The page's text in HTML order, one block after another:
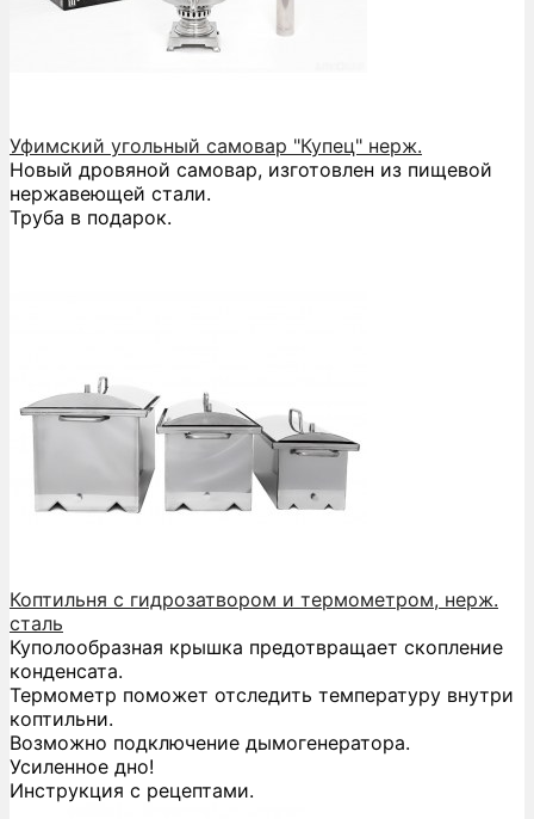
Уфимский угольный самовар "Купец" нерж.
Новый дровяной самовар, изготовлен из пищевой
нержавеющей стали.
Труба в подарок.
Коптильня с гидрозатвором и термометром, нерж.
сталь
Куполообразная крышка предотвращает скопление
конденсата.
Термометр поможет отследить температуру внутри
коптильни.
Возможно подключение дымогенератора.
Усиленное дно!
Инструкция с рецептами.